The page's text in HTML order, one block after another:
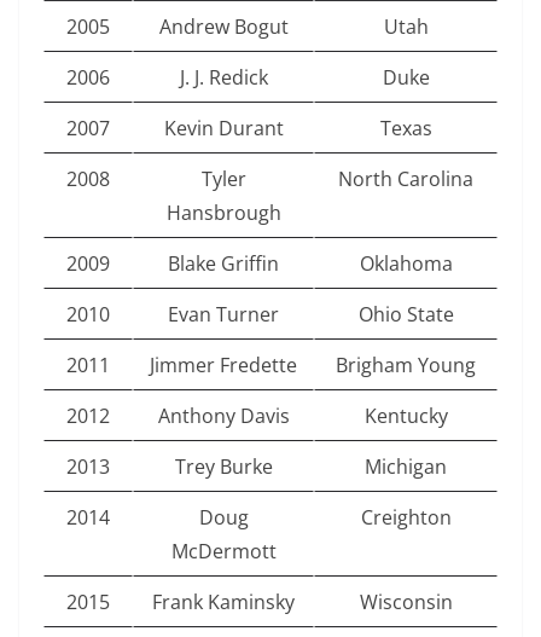
2005
Andrew Bogut
Utah
2006
J. J. Redick
Duke
2007
Kevin Durant
Texas
2008
Tyler
Hansbrough
North Carolina
2009 Blake Griffin
Oklahoma
2010
Evan Turner
Ohio State
2011
Jimmer Fredette
Brigham Young
2012
Anthony Davis
Kentucky
2013
Trey Burke
Michigan
2014
Doug
McDermott
Creighton
2015 Frank Kaminsky
Wisconsin